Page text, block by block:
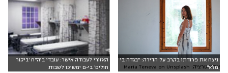
ניצח את פרודתו בקרב על הדירה: "בגדה בי
מלא"
אילוסטרציה: Maria Teneva on Unsplash
האזורי לעבודה אישר: עובדי ביה"ח 'ביקור
חולים' בי-ם ימשיכו לשבות